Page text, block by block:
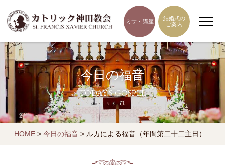
ミサ・講座
結婚式の
ご案内
今日の福音
TODAY'S GOSPEL
HOME > 今日の福音 > ルカによる福音（年間第二十二主日）